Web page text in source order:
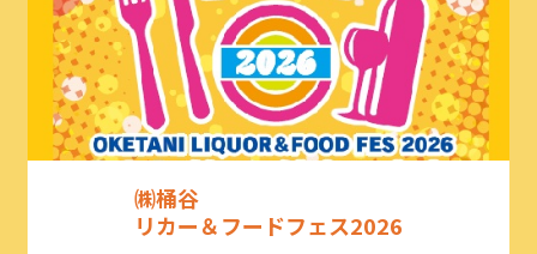
㈱桶谷
リカー＆フードフェス2026